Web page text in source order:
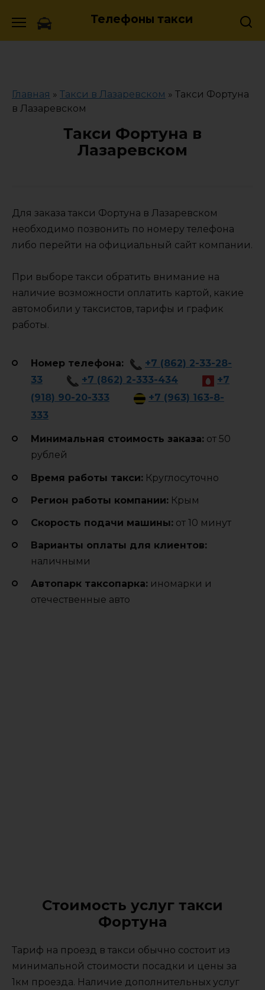
Телефоны такси
Главная » Такси в Лазаревском » Такси Фортуна
в Лазаревском
Такси Фортуна в
Лазаревском
Для заказа такси Фортуна в Лазаревском
необходимо позвонить по номеру телефона
либо перейти на официальный сайт компании.
При выборе такси обратить внимание на
наличие возможности оплатить картой, какие
автомобили у таксистов, тарифы и график
работы.
Номер телефона:
+7 (862) 2-33-28-
33
+7 (862) 2-333-434
+7
(918) 90-20-333
+7 (963) 163-8-
333
Минимальная стоимость заказа: от 50
рублей
Время работы такси: Круглосуточно
Регион работы компании: Крым
Cкорость подачи машины: от 10 минут
Варианты оплаты для клиентов:
наличными
Автопарк таксопарка: иномарки и
отечественные авто
Стоимость услуг такси
Фортуна
Тариф на проезд в такси обычно состоит из
минимальной стоимости посадки и цены за
1км проезда. Наличие дополнительных услуг